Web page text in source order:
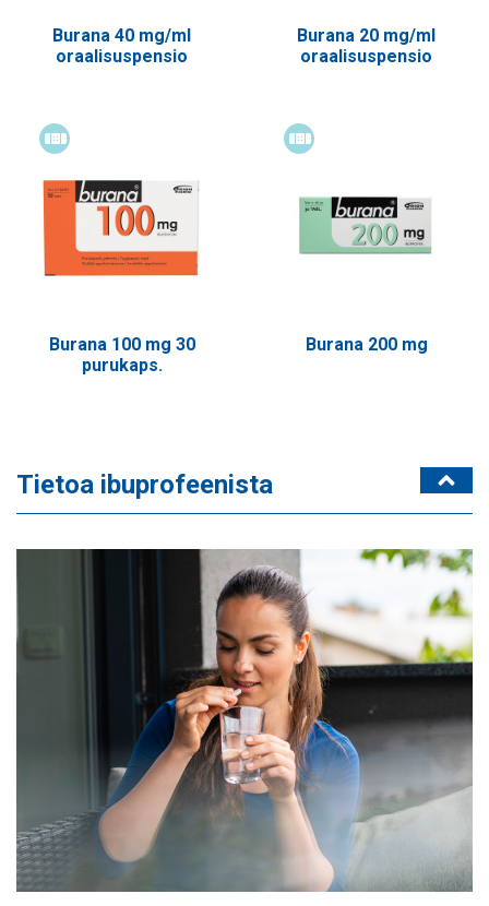
Burana 40 mg/ml
oraalisuspensio
Burana 20 mg/ml
oraalisuspensio
Burana 100 mg 30
purukaps.
Burana 200 mg
Tietoa ibuprofeenista